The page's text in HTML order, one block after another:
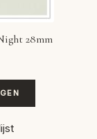
28mm